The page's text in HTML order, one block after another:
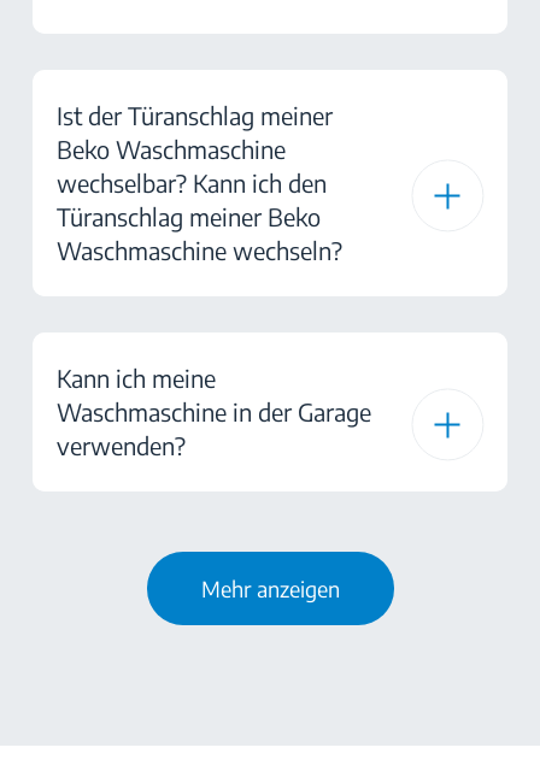
Ist der Türanschlag meiner
Beko Waschmaschine
wechselbar? Kann ich den
Türanschlag meiner Beko
Waschmaschine wechseln?
Kann ich meine
Waschmaschine in der Garage
verwenden?
Mehr anzeigen